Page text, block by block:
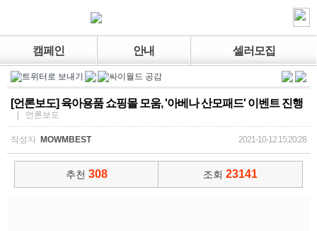
캠페인 안내 셀러모집
[언론보도] 육아용품 쇼핑몰 모움, '아베나 산모패드' 이벤트 진행
| 언론보도
작성자 MOWMBEST 2021-10-12 15:20:28
추천 308 조회 23141